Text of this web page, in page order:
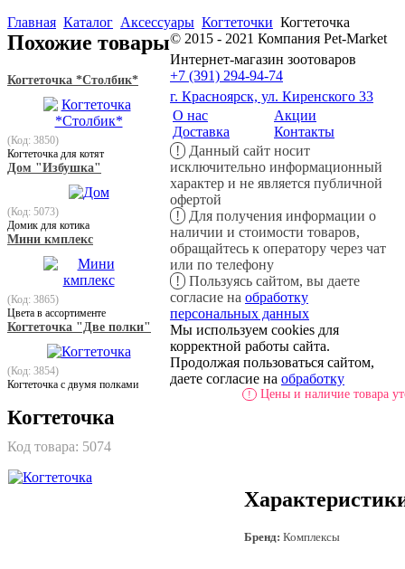
Главная Каталог Аксессуары Когтеточки Когтеточка
Похожие товары
Когтеточка *Столбик*
(Код: 3850)
Когтеточка для котят
Дом "Избушка"
(Код: 5073)
Домик для котика
Мини кмплекс
(Код: 3865)
Цвета в ассортименте
Когтеточка "Две полки"
(Код: 3854)
Когтеточка с двумя полками
! Цены и наличие товара
Когтеточка
Код товара: 5074
Бренд: Комплексы
© 2015 - 2021 Компания Pet-Market
Интернет-магазин зоотоваров
+7 (391) 294-94-74
г. Красноярск, ул. Киренского 33
О нас
Доставка
Акции
Контакты
!
Данный сайт носит
исключительно информационный
характер и не является публичной
офертой
!
Для получения информации о
наличии и стоимости товаров,
обращайтесь к оператору через чат
или по телефону
!
Пользуясь сайтом, вы даете
согласие на обработку
персональных данных
Мы используем cookies для
корректной работы сайта.
Продолжая пользоваться сайтом,
даете согласие на обработку